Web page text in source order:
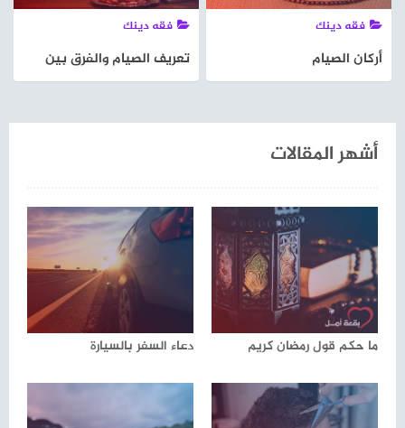
فقه دينك
أركان الصيام
فقه دينك
تعريف الصيام والفرق بين
أشهر المقالات
ما حكم قول رمضان كريم دعاء السفر بالسيارة